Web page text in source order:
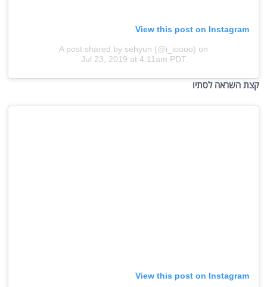
View this post on Instagram
A post shared by sehyun (@i_ioooo) on
Jul 23, 2019 at 4:11am PDT
קצת השראה לסתיו
View this post on Instagram